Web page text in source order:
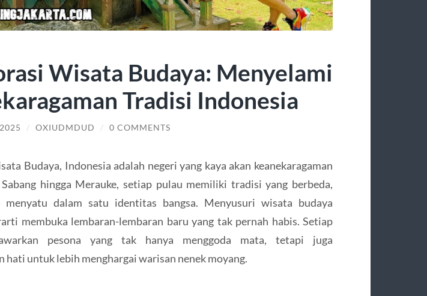
Wisata Budaya: Menyelami
Tradisi Indonesia
/ OXIUDMDUD / 0 COMMENTS
Budaya, Indonesia adalah negeri yang kaya akan keanekaragaman
hingga Merauke, setiap pulau memiliki tradisi yang berbeda,
menyatu dalam satu identitas bangsa. Menyusuri wisata budaya
membuka lembaran-lembaran baru yang tak pernah habis. Setiap
pesona yang tak hanya menggoda mata, tetapi juga
hati untuk lebih menghargai warisan nenek moyang.